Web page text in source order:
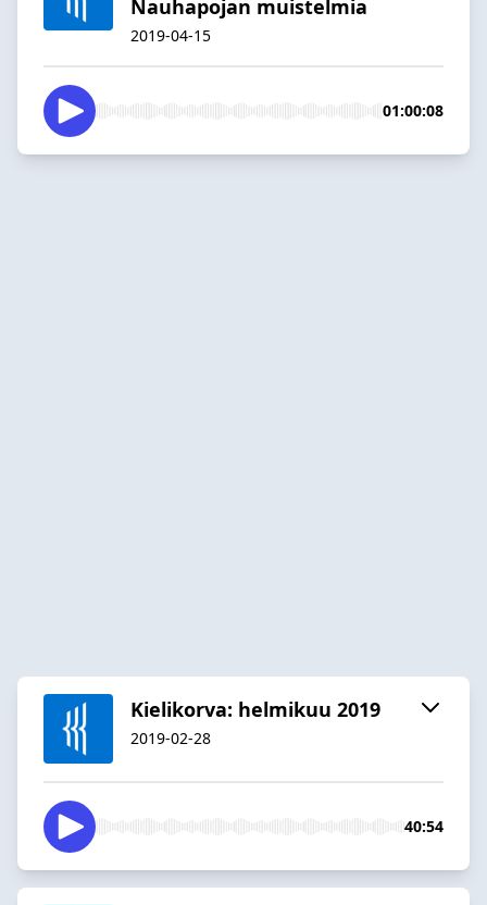
Nauhapojan muistelmia
2019-04-15
01:00:08
Kielikorva: helmikuu 2019
2019-02-28
40:54